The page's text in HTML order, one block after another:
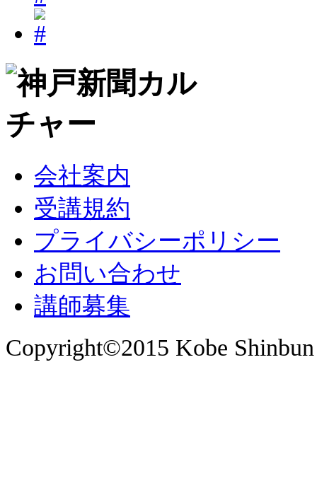
会社案内
受講規約
プライバシーポリシー
お問い合わせ
講師募集
Copyright©2015 Kobe